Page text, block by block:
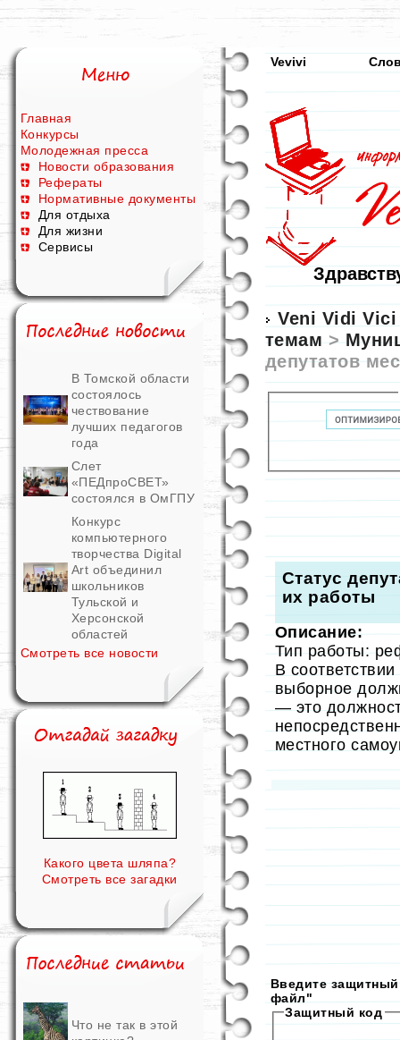
Главная
Конкурсы
Молодежная пресса
Новости образования
Рефераты
Нормативные документы
Для отдыха
Для жизни
Сервисы
В Томской области
состоялось
чествование
лучших педагогов
года
Слет
«ПЕДпроСВЕТ»
состоялся в ОмГПУ
Конкурс
компьютерного
творчества Digital
Art объединил
школьников
Тульской и
Херсонской
областей
Смотреть все новости
Какого цвета шляпа?
Смотреть все загадки
Что не так в этой
Vevivi
Veni Vidi Vici
темам >
депутатов
Статус
их работы
Описание:
Тип работы:
В
выборное
— это
местного
Введите
файл"
Защитный код